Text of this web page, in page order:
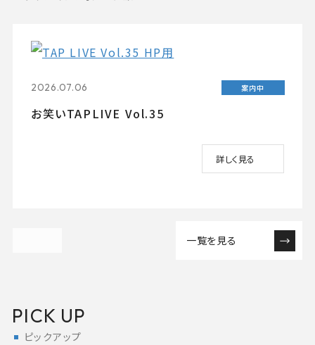
2026.07.06 案内中
お笑いTAPLIVE Vol.35
詳しく見る
一覧を見る
PICK UP
ピックアップ